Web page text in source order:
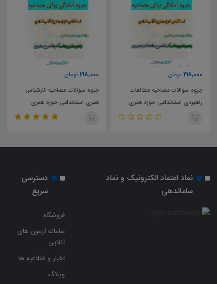
تومان
سوالات مصاحبه مطالعات
استخدامی حوزه هنری
اسلامی
218,000 تومان
جزوه سوالات مصاحبه کارشناس
هنری استخدامی حوزه هنری
انقلاب اسلامی
نماد اعتماد الکترونیک و نماد
ساماندهی
دسترسی
سریع
فروشگاه
سامانه آزمون های
آنلاین
اخبار و اطلاعیه ها
وبلاگ